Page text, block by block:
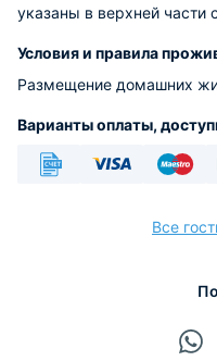
указаны в верхней части
Условия и правила
Размещение домашних
Варианты оплаты,
Все